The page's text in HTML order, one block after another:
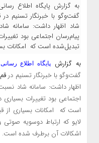
به گزارش پایگاه اطلاع
گفت‌وگو با خبرنگار تسنیم در
شاد اظهار داشت: سامانه
پیام‌رسان اجتماعی بود
تبدیل‌شده است که امکانات
به گزارش
پایگاه اطلاع
گفت‌وگو با خبرنگار تسنیم در قم
اظهار داشت: سامانه شاد
اجتماعی بود تغییرات
است که امکانات بسیاری از
لایو که ارتباط دوسویه
اشکالات آن برطرف شده است.